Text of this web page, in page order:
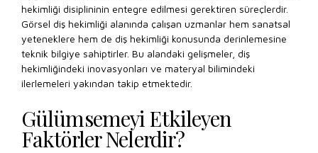
hekimliği disiplininin entegre edilmesi gerektiren süreçlerdir.
Görsel diş hekimliği alanında çalışan uzmanlar hem sanatsal
yeteneklere hem de diş hekimliği konusunda derinlemesine
teknik bilgiye sahiptirler. Bu alandaki gelişmeler, diş
hekimliğindeki inovasyonları ve materyal bilimindeki
ilerlemeleri yakından takip etmektedir.
Gülümsemeyi Etkileyen
Faktörler Nelerdir?